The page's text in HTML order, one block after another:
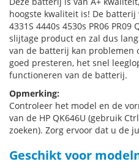
hoogste kwaliteit is! De batterij
4331S 4440s 4530s PR06 PR09
slijtage product en zal dus
van de batterij kan problemen
goed presteren, het snel
functioneren van de batterij.
Opmerking:
Controleer het model en de
van de HP QK646U (gebruik
zoeken). Zorg ervoor dat u de
Geschikt voor